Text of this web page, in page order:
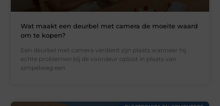
Wat maakt een deurbel met camera de moeite waard
om te kopen?
Een deurbel met camera verdient zijn plaats wanneer hij
echte problemen bij de voordeur oplost in plaats van
simpelweg een